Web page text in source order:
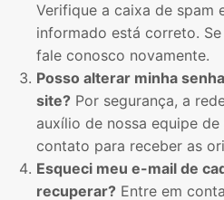
Verifique a caixa de spam
informado está correto.
fale conosco novamente.
Posso alterar minha
site? Por segurança, a
auxílio de nossa equipe
contato para receber as
Esqueci meu e-mail de
recuperar? Entre em